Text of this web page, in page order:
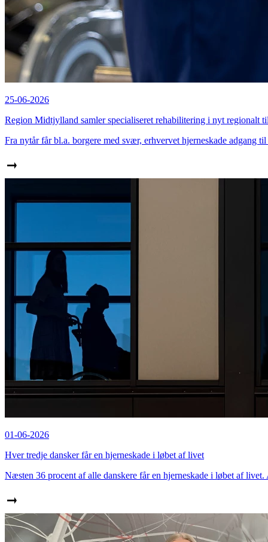
25-06-2026
Region Midtjylland samler specialiseret rehabilitering i nyt regionalt
Fra nytår får bl.a. borgere med svær, erhvervet hjerneskade adgang
01-06-2026
Hver tredje dansker får en hjerneskade i løbet af livet
Næsten 36 procent af alle danskere får en hjerneskade i løbet af